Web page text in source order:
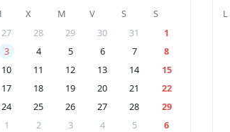
X M V S
S
27 28 29 30 31
1
3 4 5 6 7
8
10 11 12 13 14
15
17 18 19 20 21
22
24 25 26 27 28
29
1 2 3 4 5 6
L